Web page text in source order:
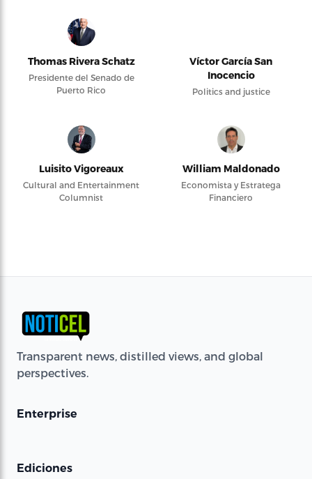
Thomas Rivera Schatz
Presidente del Senado de
Puerto Rico
Víctor García San
Inocencio
Politics and justice
Luisito Vigoreaux
Cultural and Entertainment
Columnist
William Maldonado
Economista y Estratega
Financiero
Transparent news, distilled views, and global
perspectives.
Enterprise
Ediciones